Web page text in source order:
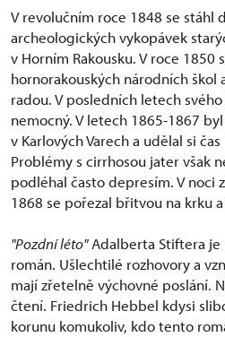
V revolučním roce 1848 se stáhl
archeologických vykopávek
v Horním Rakousku. V roce 1850
hornorakouských národních škol
radou. V posledních letech
nemocný. V letech 1865-1867
v Karlových Varech a udělal si
Problémy s cirrhosou jater však
podléhal často depresím. V noci
1868 se pořezal břitvou na krku
"Pozdní léto"Adalberta Stiftera je
román. Ušlechtilé rozhovory a
mají zřetelně výchovné poslání.
čtení. Friedrich Hebbel kdysi
korunu komukoliv, kdo tento